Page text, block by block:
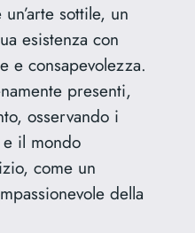
sottile, un
esistenza con
e consapevolezza.
presenti,
osservando i
il mondo
come un
della